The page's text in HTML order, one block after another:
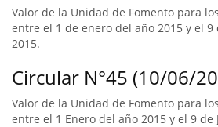
Valor de la Unidad de Fomento para
entre el 1 de enero del año 2015 y el
2015.
Circular N°45 (10/06/
Valor de la Unidad de Fomento para
entre el 1 Enero del año 2015 y el 9 de